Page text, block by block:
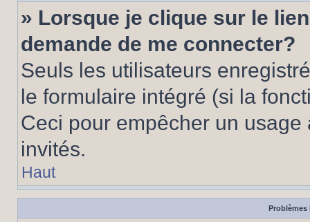
» Lorsque je clique sur le
demande de me connecter?
Seuls les utilisateurs
le formulaire intégré (si la
Ceci pour empêcher un
invités.
Haut
Problèmes